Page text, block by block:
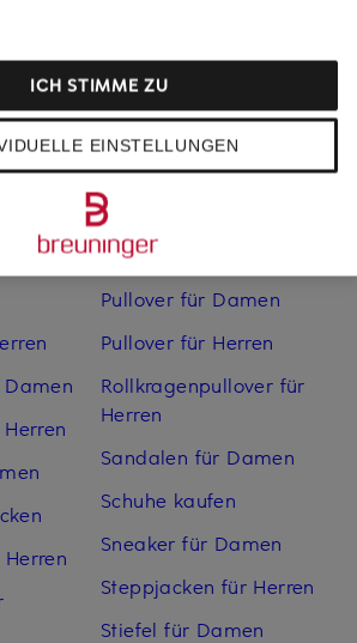
Mäntel für Herren
Pullover für Damen
Pullover für Herren
Rollkragenpullover für
Herren
Sandalen für Damen
Schuhe kaufen
Sneaker für Damen
Steppjacken für Herren
Stiefel für Damen
EINSTELLUNGEN
ICH STIMME ZU